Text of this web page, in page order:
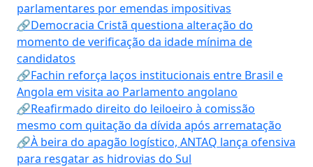
parlamentares por emendas impositivas
🔗Democracia Cristã questiona alteração do
momento de verificação da idade mínima de
candidatos
🔗Fachin reforça laços institucionais entre Brasil e
Angola em visita ao Parlamento angolano
🔗Reafirmado direito do leiloeiro à comissão
mesmo com quitação da dívida após arrematação
🔗À beira do apagão logístico, ANTAQ lança ofensiva
para resgatar as hidrovias do Sul